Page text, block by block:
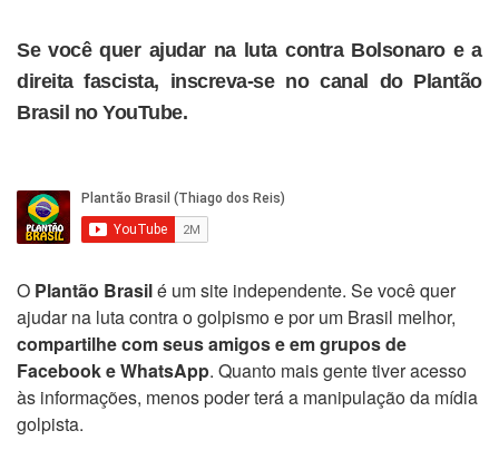
Se você quer ajudar na luta contra Bolsonaro e a
direita fascista, inscreva-se no canal do Plantão
Brasil no YouTube.
O Plantão Brasilé um site independente. Se você quer
ajudar na luta contra o golpismo e por um Brasil melhor,
compartilhe com seus amigos e em grupos de
Facebook e WhatsApp. Quanto mais gente tiver acesso
às informações, menos poder terá a manipulação da mídia
golpista.